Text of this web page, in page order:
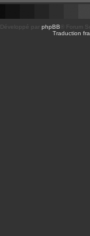
Développé par phpBB ® Forum
Traduction